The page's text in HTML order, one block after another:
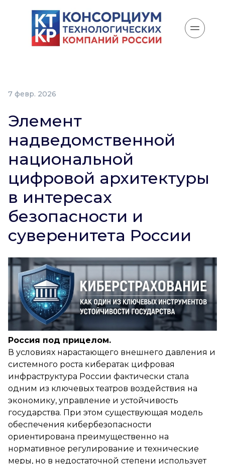
7 февр. 2026
Элемент
надведомственной
национальной
цифровой архитектуры
в интересах
безопасности и
суверенитета России
Россия под прицелом.
В условиях нарастающего внешнего давления и
системного роста кибератак цифровая
инфраструктура России фактически стала
одним из ключевых театров воздействия на
экономику, управление и устойчивость
государства. При этом существующая модель
обеспечения кибербезопасности
ориентирована преимущественно на
нормативное регулирование и технические
меры, но в недостаточной степени использует